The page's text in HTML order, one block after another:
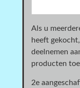
Als u
heeft
deelnemen
producten
2e